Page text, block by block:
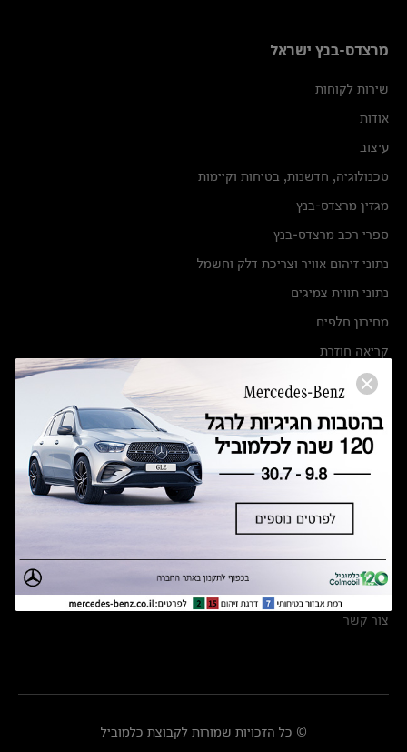
מרצדס-בנץ ישראל
שירות לקוחות
אודות
עיצוב
טכנולוגיה, חדשנות, בטיחות וקיימות
מגזין מרצדס-בנץ
ספרי רכב מרצדס-בנץ
נתוני זיהום אוויר וצריכת דלק וחשמל
נתוני תווית צמיגים
מחירון חלפים
קריאה חוזרת
הודעה על הטבות לרכבי מרצדס בהסדר פשרה בתצ 56447-02-19
תקנון ימי מכירות 120 לכלמוביל
מצאו אותנו
אולמות תצוגה
מרכזי שירות
צור קשר
© כל הזכויות שמורות לקבוצת כלמוביל